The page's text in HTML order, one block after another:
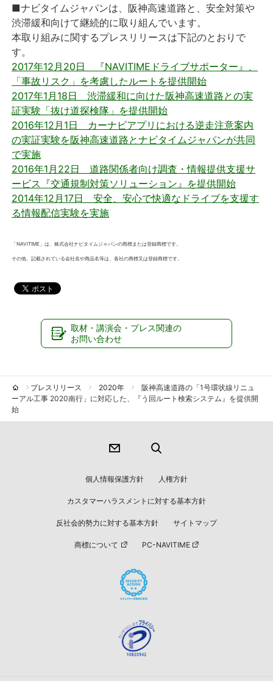
■ナビタイムジャパンは、阪神高速道路と、安全対策や
渋滞緩和向けて継続的に取り組んでいます。
本取り組みに関するプレスリリースは下記のとおりで
す。
2017年12月20日 『NAVITIMEドライブサポーター』、
「事故リスク」を考慮したルートを提供開始
2017年1月18日 渋滞緩和に向けた阪神高速道路との実
証実験「抜け道探検隊」を提供開始
2016年12月1日 カーナビアプリにおける逆走注意案内
の実証実験を阪神高速道路とナビタイムジャパンが共同
で実施
2016年1月22日 道路関係者向け調査・情報提供支援サ
ービス『交通規制対策ソリューション』を提供開始
2014年12月17日 安全、安心で快適なドライブを支援す
る情報配信実験を実施
「NAVITIME」は、株式会社ナビタイムジャパンの商標または登録商標です。
その他、記載されている会社名や商品名等は、各社の商標又は登録商標です。
取材・講演会・プレス関連の
お問い合わせ
プレスリリース 2020年
阪神高速道路の「1号環状線リニュ
ーアル工事 2020南行」に対応した、『う回ルート検索システム』を提供開
始
個人情報保護方針 人権方針
カスタマーハラスメントに対する基本方針
反社会的勢力に対する基本方針 サイトマップ
商標について PC-NAVITIME